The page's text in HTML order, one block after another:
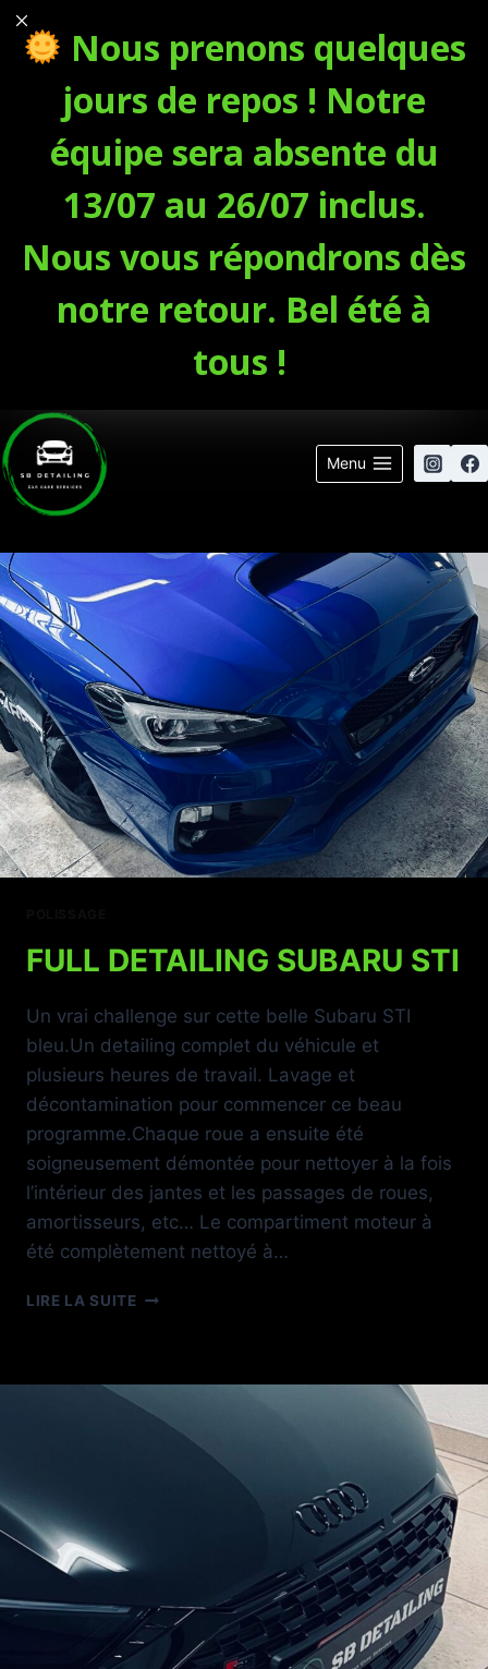
Nous prenons quelques
jours de repos ! Notre
équipe sera absente du
13/07 au 26/07 inclus.
Nous vous répondrons dès
notre retour. Bel été à
tous !
Aller
au
contenu
Menu
FULL DETAILING SUBARU STI
Un vrai challenge sur cette belle Subaru STI
bleu.Un detailing complet du véhicule et
plusieurs heures de travail. Lavage et
décontamination pour commencer ce beau
programme.Chaque roue a ensuite été
soigneusement démontée pour nettoyer à la fois
l’intérieur des jantes et les passages de roues,
amortisseurs, etc… Le compartiment moteur à
été complètement nettoyé à…
LIRE LA SUITEFULL